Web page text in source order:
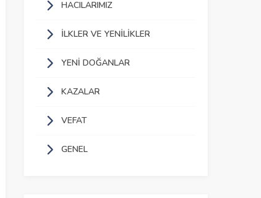
HACILARIMIZ
İLKLER VE YENILIKLER
YENI DOĞANLAR
KAZALAR
VEFAT
GENEL